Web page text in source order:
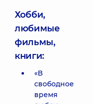
Хобби,
любимые
фильмы,
книги:
«В
свободное
время